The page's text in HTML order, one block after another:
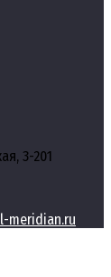
3-201
meridian.ru